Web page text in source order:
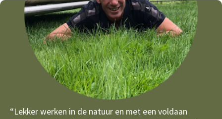
“Lekker werken in de natuur en met een voldaan